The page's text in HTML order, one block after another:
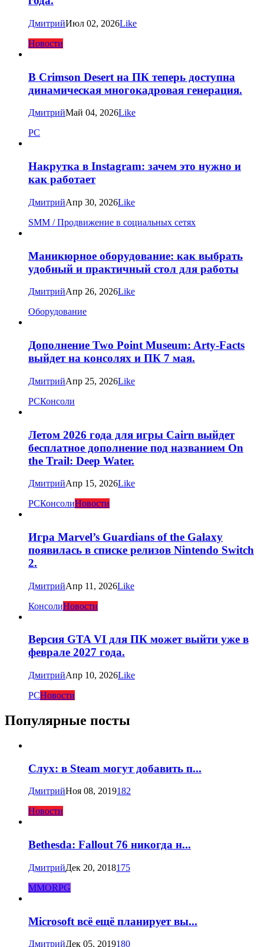
ДмитрийИюл 02, 2026Like
Новости
В Crimson Desert на ПК теперь доступна
динамическая многокадровая генерация.
ДмитрийМай 04, 2026Like
PC
Накрутка в Instagram: зачем это нужно и
как работает
ДмитрийАпр 30, 2026Like
SMM / Продвижение в социальных сетях
Маникюрное оборудование: как выбрать
удобный и практичный стол для работы
ДмитрийАпр 26, 2026Like
Оборудование
Дополнение Two Point Museum: Arty-Facts
выйдет на консолях и ПК 7 мая.
ДмитрийАпр 25, 2026Like
PCКонсоли
Летом 2026 года для игры Cairn выйдет
бесплатное дополнение под названием On
the Trail: Deep Water.
ДмитрийАпр 15, 2026Like
PCКонсолиНовости
Игра Marvel’s Guardians of the Galaxy
появилась в списке релизов Nintendo Switch
2.
ДмитрийАпр 11, 2026Like
КонсолиНовости
Версия GTA VI для ПК может выйти уже в
феврале 2027 года.
ДмитрийАпр 10, 2026Like
PCНовости
Популярные посты
Слух: в Steam могут добавить п...
ДмитрийНоя 08, 2019182
Новости
Bethesda: Fallout 76 никогда н...
ДмитрийДек 20, 2018175
MMORPG
Microsoft всё ещё планирует вы...
ДмитрийДек 05, 2019180